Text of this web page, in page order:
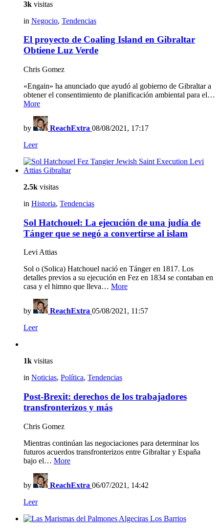
3k visitas
in Negocio, Tendencias
El proyecto de Coaling Island en Gibraltar
Obtiene Luz Verde
Chris Gomez
«Engain» ha anunciado que ayudó al gobierno de Gibraltar a
obtener el consentimiento de planificación ambiental para el…
More
by ReachExtra 08/08/2021, 17:17
Leer
2.5k visitas
in Historia, Tendencias
Sol Hatchouel: La ejecución de una judía de
Tánger que se negó a convertirse al islam
Levi Attias
Sol o (Solica) Hatchouel nació en Tánger en 1817. Los
detalles previos a su ejecución en Fez en 1834 se contaban en
casa y el himno que lleva… More
by ReachExtra 05/08/2021, 11:57
Leer
1k visitas
in Noticias, Política, Tendencias
Post-Brexit: derechos de los trabajadores
transfronterizos y más
Chris Gomez
Mientras continúan las negociaciones para determinar los
futuros acuerdos transfronterizos entre Gibraltar y España
bajo el… More
by ReachExtra 06/07/2021, 14:42
Leer